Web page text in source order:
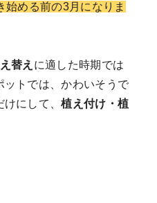
始める前の3月になりま
替え に適した時期では
ットでは、かわいそうで
けにして、植え付け・植